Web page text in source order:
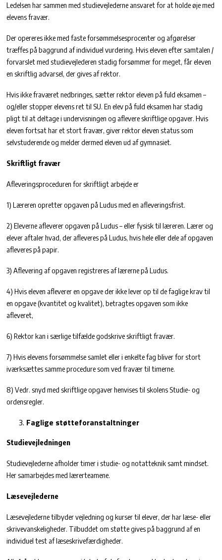
Ledelsen har sammen med studievejlederne ansvaret for at holde øje med
elevens fravær.
Der opereres ikke med faste forsømmelsesprocenter og afgørelser
træffes på baggrund af individuel vurdering. Hvis eleven efter samtalen /
forvarslet med studievejlederen stadig forsømmer for meget, får eleven
en skriftlig advarsel, der gives af rektor.
Hvis ikke fraværet nedbringes, sætter rektor eleven på fuld eksamen –
og/eller stopper elevens ret til SU. En elev på fuld eksamen har stadig
pligt til at deltage i undervisningen og aflevere skriftlige opgaver. Hvis
eleven fortsat har et stort fravær, giver rektor eleven status som
selvstuderende og melder dermed eleven ud af gymnasiet.
Skriftligt fravær
Afleveringsproceduren for skriftligt arbejde er
1) Læreren opretter opgaven på Ludus med en afleveringsfrist.
2) Eleverne afleverer opgaven på Ludus – eller fysisk til læreren. Lærer og
elever aftaler hvad, der afleveres på Ludus, hvis hele eller dele af opgaven
afleveres på papir.
3) Aflevering af opgaven registreres af lærerne på Ludus.
4) Hvis eleven afleverer en opgave der ikke lever op til de faglige krav til
en opgave (kvantitet og kvalitet), betragtes opgaven som ikke
afleveret,
6) Rektor kan i særlige tilfælde godskrive skriftligt fravær.
7) Hvis elevens forsømmelse samlet eller i enkelte fag bliver for stort
iværksættes samme procedure som ved fravær til timerne.
8) Vedr. snyd med skriftlige opgaver henvises til skolens Studie- og
ordensregler.
Faglige støtteforanstaltninger
Studievejledningen
Studievejlederne afholder timer i studie- og notatteknik samt mindset.
Her samarbejdes med lærerteamene.
Læsevejlederne
Læsevejlederne tilbyder vejledning og kurser til elever, der har læse- eller
skrivevanskeligheder. Tilbuddet om støtte gives på baggrund af en
individuel test af læseskrivefærdigheder.